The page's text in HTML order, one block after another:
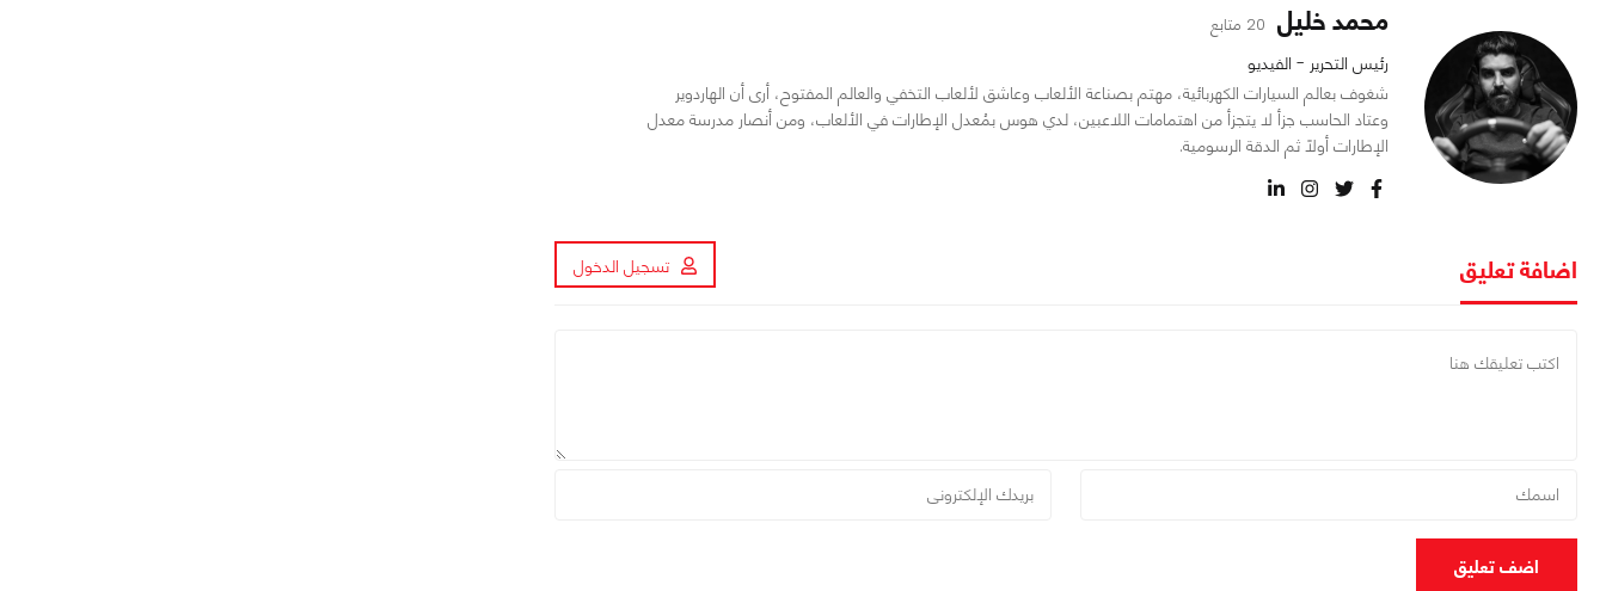
محمد خليل 20 متابع
رئيس التحرير - الفيديو
شغوف بعالم السيارات الكهربائية، مهتم بصناعة الألعاب وعاشق لألعاب التخفي والعالم المفتوح، أرى أن الهاردوير
وعتاد الحاسب جزأ لا يتجزأ من اهتمامات اللاعبين، لدي هوس بمُعدل الإطارات في الألعاب، ومن أنصار مدرسة معدل
الإطارات أولاً ثم الدقة الرسومية.
اضافة تعليق تسجيل الدخول
اضف تعليق